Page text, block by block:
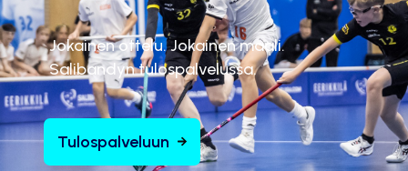
Jokainen ottelu. Jokainen maali.
Salibandyn tulospalvelussa.
Tulospalveluun